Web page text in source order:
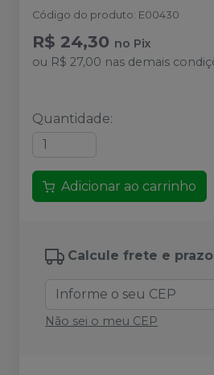
Código do produto: E00430
R$ 24,30 no Pix
ou R$ 27,00 nas demais
Quantidade:
Adicionar ao carrinho
Calcule frete e prazo
Não sei o meu CEP